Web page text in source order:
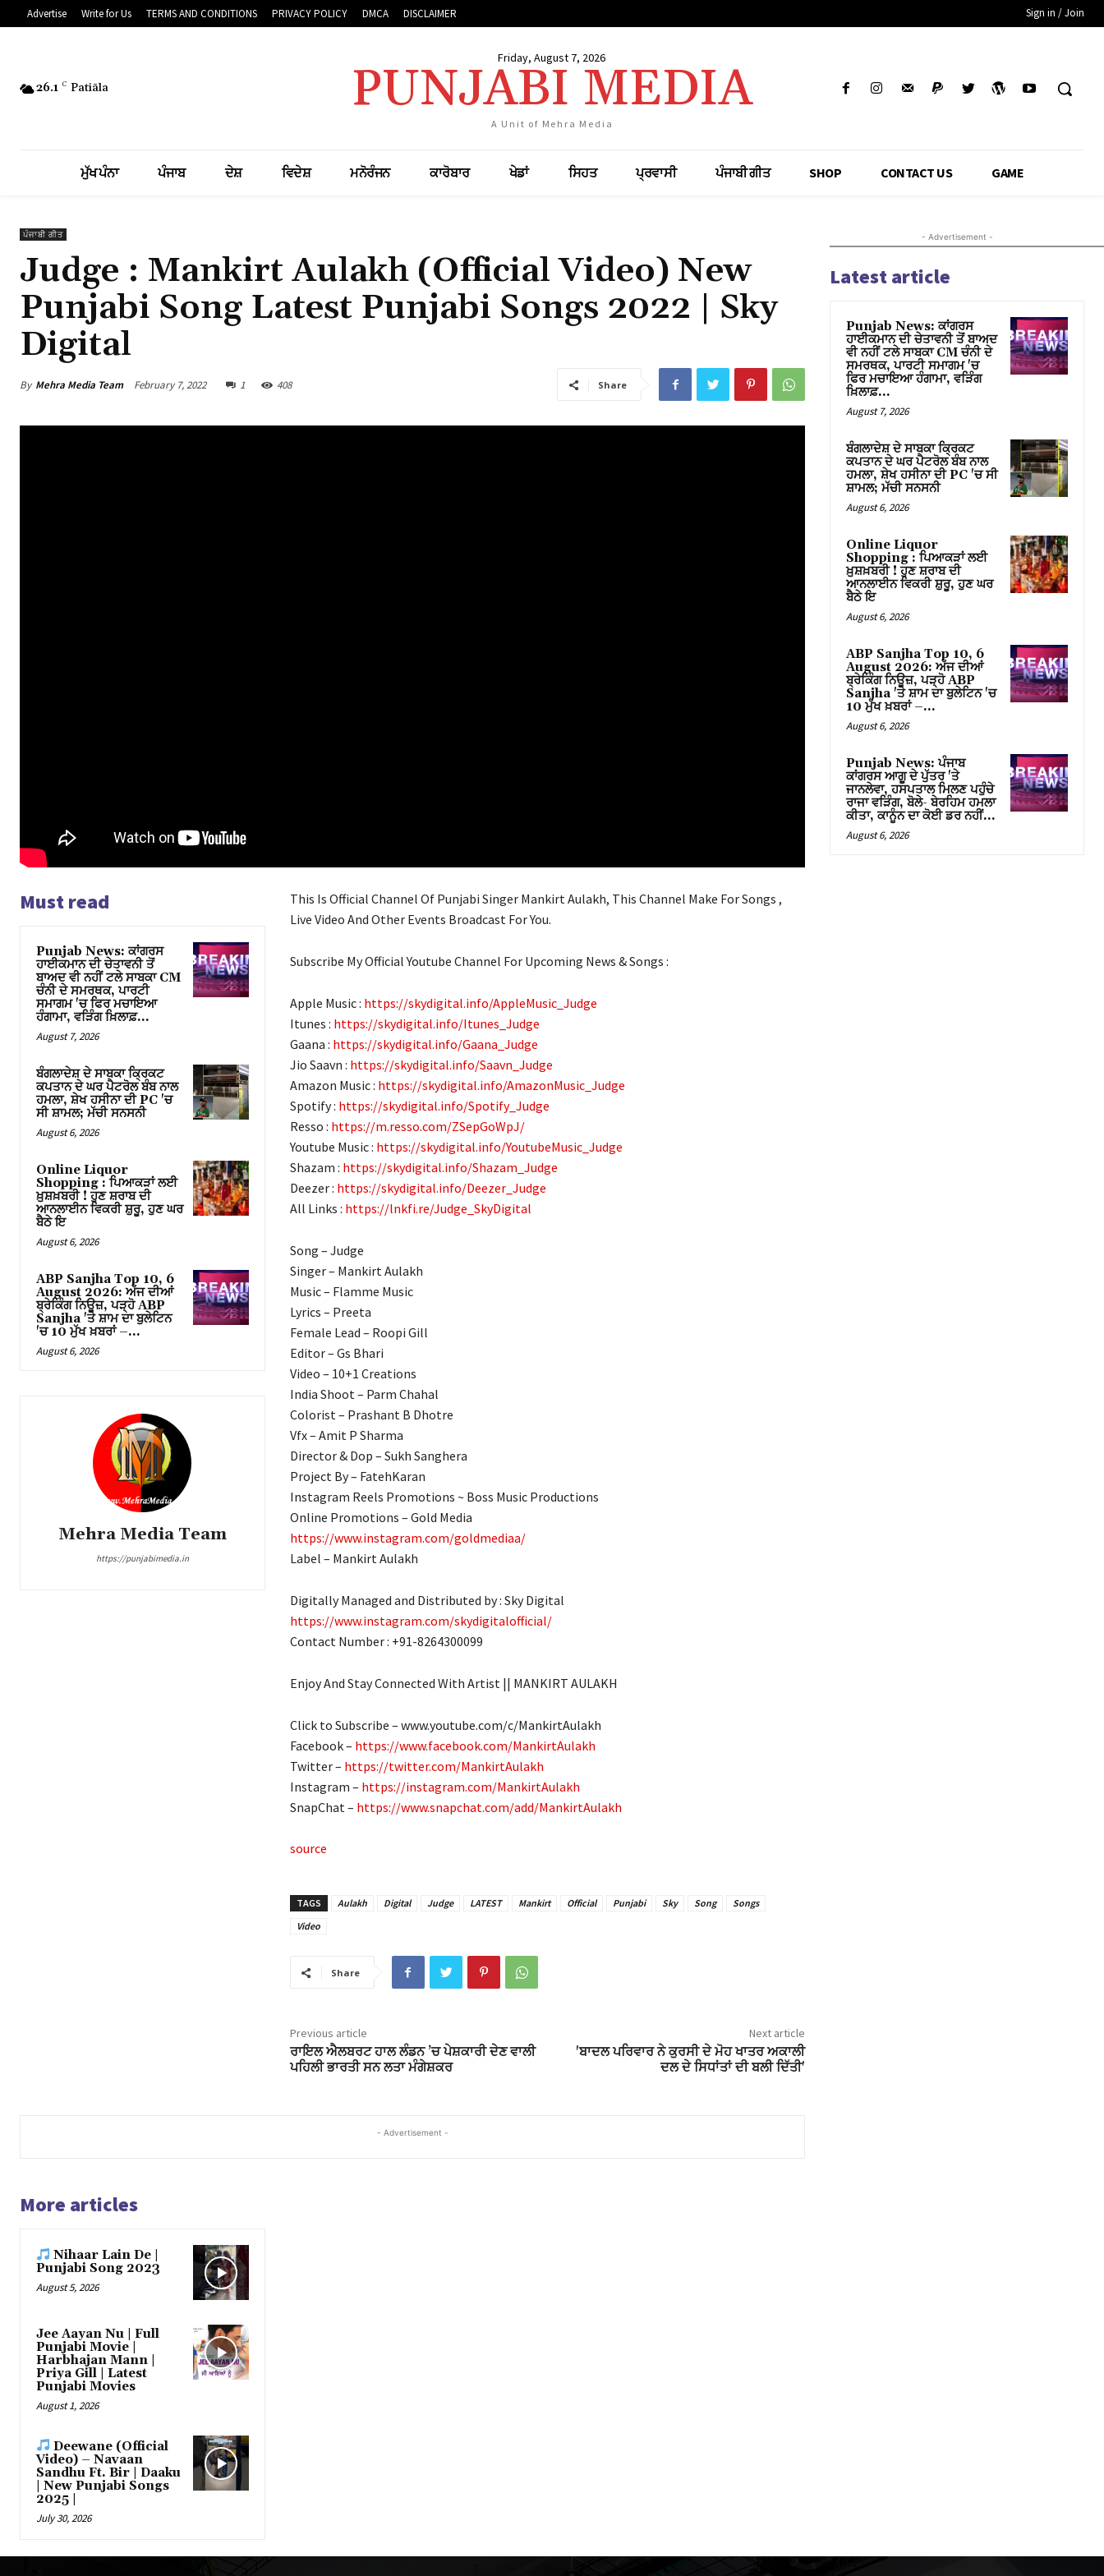
Advertise Write for Us TERMS AND CONDITIONS PRIVACY POLICY DMCA DISCLAIMER Sign in / Join
26.1 C Patiāla
Friday, August 7, 2026
PUNJABI MEDIA
A Unit of Mehra Media
ਮੁੱਖ ਪੰਨਾ ਪੰਜਾਬ ਦੇਸ਼ ਵਿਦੇਸ਼ ਮਨੋਰੰਜਨ ਕਾਰੋਬਾਰ ਖੇਡਾਂ ਸਿਹਤ ਪ੍ਰਵਾਸੀ ਪੰਜਾਬੀ ਗੀਤ SHOP CONTACT US GAME
ਪੰਜਾਬੀ ਗੀਤ
Judge : Mankirt Aulakh (Official Video) New
Punjabi Song Latest Punjabi Songs 2022 | Sky
Digital
By Mehra Media Team February 7, 2022 1 408 Share
Must read
Punjab News: ਕਾਂਗਰਸ
ਹਾਈਕਮਾਨ ਦੀ ਚੇਤਾਵਨੀ ਤੋਂ
ਬਾਅਦ ਵੀ ਨਹੀਂ ਟਲੇ ਸਾਬਕਾ CM
ਚੰਨੀ ਦੇ ਸਮਰਥਕ, ਪਾਰਟੀ
ਸਮਾਗਮ 'ਚ ਫਿਰ ਮਚਾਇਆ
ਹੰਗਾਮਾ, ਵੜਿੰਗ ਖ਼ਿਲਾਫ਼...
August 7, 2026
ਬੰਗਲਾਦੇਸ਼ ਦੇ ਸਾਬਕਾ ਕ੍ਰਿਕਟ
ਕਪਤਾਨ ਦੇ ਘਰ ਪੈਟਰੋਲ ਬੰਬ ਨਾਲ
ਹਮਲਾ, ਸ਼ੇਖ ਹਸੀਨਾ ਦੀ PC 'ਚ
ਸੀ ਸ਼ਾਮਲ; ਮੱਚੀ ਸਨਸਨੀ
August 6, 2026
Online Liquor
Shopping : ਪਿਆਕੜਾਂ ਲਈ
ਖ਼ੁਸ਼ਖ਼ਬਰੀ ! ਹੁਣ ਸ਼ਰਾਬ ਦੀ
ਆਨਲਾਈਨ ਵਿਕਰੀ ਸ਼ੁਰੂ, ਹੁਣ ਘਰ
ਬੈਠੇ ਇ
August 6, 2026
ABP Sanjha Top 10, 6
August 2026: ਅੱਜ ਦੀਆਂ
ਬ੍ਰੇਕਿੰਗ ਨਿਊਜ਼, ਪੜ੍ਹੋ ABP
Sanjha 'ਤੇ ਸ਼ਾਮ ਦਾ ਬੁਲੇਟਿਨ
'ਚ 10 ਮੁੱਖ ਖ਼ਬਰਾਂ –...
August 6, 2026
Mehra Media Team
https://punjabimedia.in
This Is Official Channel Of Punjabi Singer Mankirt Aulakh, This Channel Make For Songs ,
Live Video And Other Events Broadcast For You.
Subscribe My Official Youtube Channel For Upcoming News & Songs :
Apple Music : https://skydigital.info/AppleMusic_Judge
Itunes : https://skydigital.info/Itunes_Judge
Gaana : https://skydigital.info/Gaana_Judge
Jio Saavn : https://skydigital.info/Saavn_Judge
Amazon Music : https://skydigital.info/AmazonMusic_Judge
Spotify : https://skydigital.info/Spotify_Judge
Resso : https://m.resso.com/ZSepGoWpJ/
Youtube Music : https://skydigital.info/YoutubeMusic_Judge
Shazam : https://skydigital.info/Shazam_Judge
Deezer : https://skydigital.info/Deezer_Judge
All Links : https://lnkfi.re/Judge_SkyDigital
Song – Judge
Singer – Mankirt Aulakh
Music – Flamme Music
Lyrics – Preeta
Female Lead – Roopi Gill
Editor – Gs Bhari
Video – 10+1 Creations
India Shoot – Parm Chahal
Colorist – Prashant B Dhotre
Vfx – Amit P Sharma
Director & Dop – Sukh Sanghera
Project By – FatehKaran
Instagram Reels Promotions ~ Boss Music Productions
Online Promotions – Gold Media
https://www.instagram.com/goldmediaa/
Label – Mankirt Aulakh
Digitally Managed and Distributed by : Sky Digital
https://www.instagram.com/skydigitalofficial/
Contact Number : +91-8264300099
Enjoy And Stay Connected With Artist || MANKIRT AULAKH
Click to Subscribe – www.youtube.com/c/MankirtAulakh
Facebook – https://www.facebook.com/MankirtAulakh
Twitter – https://twitter.com/MankirtAulakh
Instagram – https://instagram.com/MankirtAulakh
SnapChat – https://www.snapchat.com/add/MankirtAulakh
source
TAGS Aulakh Digital Judge LATEST Mankirt Official Punjabi Sky Song
Songs
Video
Share
Previous article
ਰਾਇਲ ਐਲਬਰਟ ਹਾਲ ਲੰਡਨ ’ਚ ਪੇਸ਼ਕਾਰੀ ਦੇਣ ਵਾਲੀ
ਪਹਿਲੀ ਭਾਰਤੀ ਸਨ ਲਤਾ ਮੰਗੇਸ਼ਕਰ
Next article
'ਬਾਦਲ ਪਰਿਵਾਰ ਨੇ ਕੁਰਸੀ ਦੇ ਮੋਹ ਖਾਤਰ ਅਕਾਲੀ
ਦਲ ਦੇ ਸਿਧਾਂਤਾਂ ਦੀ ਬਲੀ ਦਿੱਤੀ'
- Advertisement -
More articles
Nihaar Lain De |
Punjabi Song 2023
August 5, 2026
Jee Aayan Nu | Full
Punjabi Movie |
Harbhajan Mann |
Priya Gill | Latest
Punjabi Movies
August 1, 2026
Deewane (Official
Video) – Navaan
Sandhu Ft. Bir | Daaku
| New Punjabi Songs
2025 |
July 30, 2026
- Advertisement -
Latest article
Punjab News: ਕਾਂਗਰਸ
ਹਾਈਕਮਾਨ ਦੀ ਚੇਤਾਵਨੀ ਤੋਂ ਬਾਅਦ
ਵੀ ਨਹੀਂ ਟਲੇ ਸਾਬਕਾ CM ਚੰਨੀ ਦੇ
ਸਮਰਥਕ, ਪਾਰਟੀ ਸਮਾਗਮ 'ਚ
ਫਿਰ ਮਚਾਇਆ ਹੰਗਾਮਾ, ਵੜਿੰਗ
ਖ਼ਿਲਾਫ਼...
August 7, 2026
ਬੰਗਲਾਦੇਸ਼ ਦੇ ਸਾਬਕਾ ਕ੍ਰਿਕਟ
ਕਪਤਾਨ ਦੇ ਘਰ ਪੈਟਰੋਲ ਬੰਬ ਨਾਲ
ਹਮਲਾ, ਸ਼ੇਖ ਹਸੀਨਾ ਦੀ PC 'ਚ ਸੀ
ਸ਼ਾਮਲ; ਮੱਚੀ ਸਨਸਨੀ
August 6, 2026
Online Liquor
Shopping : ਪਿਆਕੜਾਂ ਲਈ
ਖ਼ੁਸ਼ਖ਼ਬਰੀ ! ਹੁਣ ਸ਼ਰਾਬ ਦੀ
ਆਨਲਾਈਨ ਵਿਕਰੀ ਸ਼ੁਰੂ, ਹੁਣ ਘਰ
ਬੈਠੇ ਇ
August 6, 2026
ABP Sanjha Top 10, 6
August 2026: ਅੱਜ ਦੀਆਂ
ਬ੍ਰੇਕਿੰਗ ਨਿਊਜ਼, ਪੜ੍ਹੋ ABP
Sanjha 'ਤੇ ਸ਼ਾਮ ਦਾ ਬੁਲੇਟਿਨ 'ਚ
10 ਮੁੱਖ ਖ਼ਬਰਾਂ –...
August 6, 2026
Punjab News: ਪੰਜਾਬ
ਕਾਂਗਰਸ ਆਗੂ ਦੇ ਪੁੱਤਰ 'ਤੇ
ਜਾਨਲੇਵਾ, ਹਸਪਤਾਲ ਮਿਲਣ ਪਹੁੰਚੇ
ਰਾਜਾ ਵੜਿੰਗ, ਬੋਲੇ- ਬੇਰਹਿਮ ਹਮਲਾ
ਕੀਤਾ, ਕਾਨੂੰਨ ਦਾ ਕੋਈ ਡਰ ਨਹੀਂ…
August 6, 2026